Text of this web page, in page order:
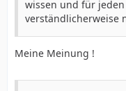
wissen und für
verständlicherweise
Meine Meinung !